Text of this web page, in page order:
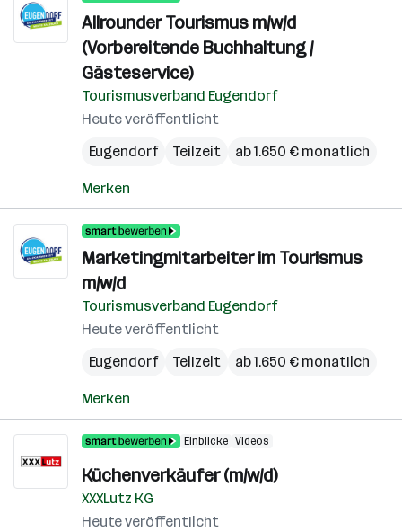
Allrounder Tourismus m/w/d
(Vorbereitende Buchhaltung /
Gästeservice)
Tourismusverband Eugendorf
Heute veröffentlicht
Eugendorf
Teilzeit ab 1.650 € monatlich
Merken
Marketingmitarbeiter im Tourismus
m/w/d
Tourismusverband Eugendorf
Heute veröffentlicht
Eugendorf
Teilzeit ab 1.650 € monatlich
Merken
Einblicke Videos
Küchenverkäufer (m/w/d)
XXXLutz KG
Heute veröffentlicht